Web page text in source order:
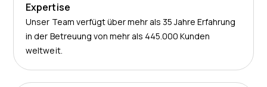
Expertise
Unser Team verfügt über mehr als 35 Jahre Erfahrung
in der Betreuung von mehr als 445.000 Kunden
weltweit.